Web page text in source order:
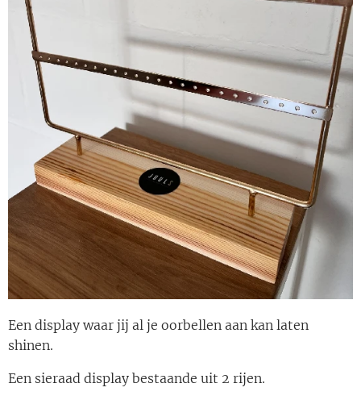
Een display waar jij al je oorbellen aan kan laten
shinen.
Een sieraad display bestaande uit 2 rijen.